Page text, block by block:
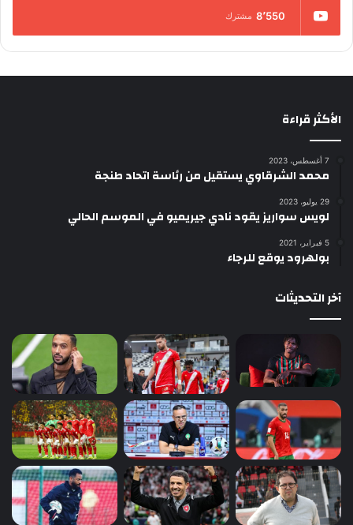
8٬550 مشترك
الأكثر قراءة
7 أغسطس، 2023
محمد الشرقاوي يستقيل من رئاسة اتحاد طنجة
29 يوليو، 2023
لويس سواريز يقود نادي جيريميو في الموسم الحالي
5 فبراير، 2021
بولهرود يوقع للرجاء
آخر التحديثات